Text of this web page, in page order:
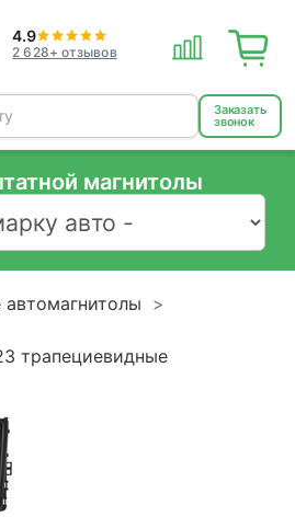
4.9
2 628+ отзывов
Заказать
звонок
магнитолы
трапециевидные